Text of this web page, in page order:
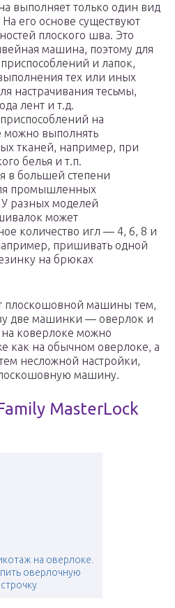
выполняет только один вид
его основе существуют
плоского шва. Это
машина, поэтому для
и лапок,
тех или иных
настрачивания тесьмы,
лент и т.д.
на
выполнять
тканей, например, при
белья и т.п.
в большей степени
промышленных
разных моделей
может
количество игл — 4, 6, 8 и
пришивать одной
на брюках
плоскошовной машины тем,
две машинки — оверлок и
на коверлоке можно
как на обычном оверлоке, а
несложной настройки,
машину.
MasterLock
на оверлоке.
оверлочную
строчку